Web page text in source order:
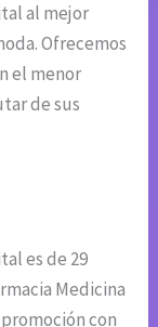
al mejor
Ofrecemos
el menor
de sus
es de 29
Medicina
con